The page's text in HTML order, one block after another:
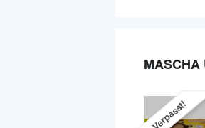
MASCHA
Verpasst!